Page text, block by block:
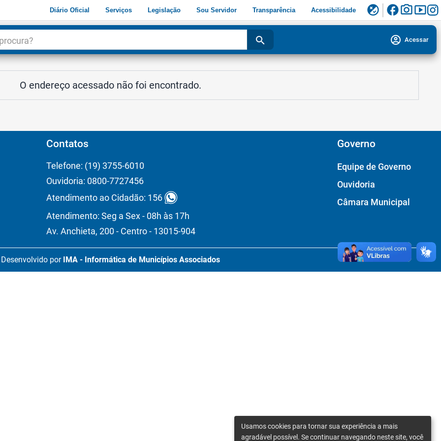
Diário Oficial Serviços Legislação Sou Servidor Transparência Acessibilidade flaky facebookphoto_camerasmart_display
search account_circle Acessar
O endereço acessado não foi encontrado.
Contatos
Telefone: (19) 3755-6010
Ouvidoria: 0800-7727456
Atendimento ao Cidadão: 156
Atendimento: Seg a Sex - 08h às 17h
Av. Anchieta, 200 - Centro - 13015-904
Governo
Equipe de Governo
Ouvidoria
Câmara Municipal
Desenvolvido por IMA - Informática de Municípios Associados
Usamos cookies para tornar sua experiência a mais
agradável possível. Se continuar navegando neste site, você